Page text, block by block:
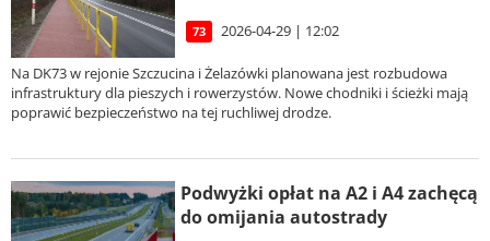
73 2026-04-29 | 12:02
Na DK73 w rejonie Szczucina i Żelazówki planowana jest rozbudowa
infrastruktury dla pieszych i rowerzystów. Nowe chodniki i ścieżki mają
poprawić bezpieczeństwo na tej ruchliwej drodze.
Podwyżki opłat na A2 i A4 zachęcą
do omijania autostrady